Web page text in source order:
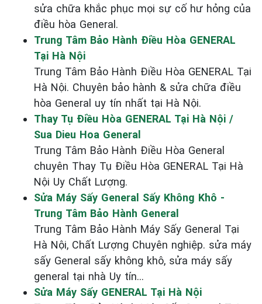
sửa chữa khắc phục mọi sự cố hư hỏng của
điều hòa General.
Trung Tâm Bảo Hành Điều Hòa GENERAL
Tại Hà Nội
Trung Tâm Bảo Hành Điều Hòa GENERAL Tại
Hà Nội. Chuyên bảo hành & sửa chữa điều
hòa General uy tín nhất tại Hà Nội.
Thay Tụ Điều Hòa GENERAL Tại Hà Nội /
Sua Dieu Hoa General
Trung Tâm Bảo Hành Điều Hòa General
chuyên Thay Tụ Điều Hòa GENERAL Tại Hà
Nội Uy Chất Lượng.
Sửa Máy Sấy General Sấy Không Khô -
Trung Tâm Bảo Hành General
Trung Tâm Bảo Hành Máy Sấy General Tại
Hà Nội, Chất Lượng Chuyên nghiệp. sửa máy
sấy General sấy không khô, sửa máy sấy
general tại nhà Uy tín...
Sửa Máy Sấy GENERAL Tại Hà Nội